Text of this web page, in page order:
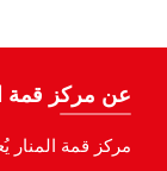
عن مركز قمة
مركز قمة المنار